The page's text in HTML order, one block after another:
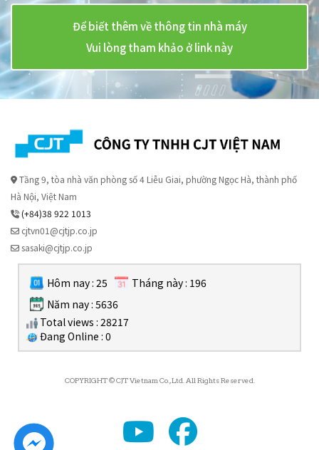
Để biết thêm về thông tin nhà máy
Vui lòng tham khảo ở link này
Tầng 9, tòa nhà văn phòng số 4 Liễu Giai, phường Ngọc Hà, thành phố
Hà Nội, Việt Nam
(+84)38 922 1013
cjtvn01@cjtjp.co.jp
sasaki@cjtjp.co.jp
Hôm nay : 25
Tháng này : 196
Năm nay : 5636
Total views : 28217
Đang Online : 0
COPYRIGHT © CJT Vietnam Co., Ltd. All Rights Reserved.